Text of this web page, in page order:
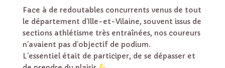
Face à de redoutables concurrents venus de tout
le département d’Ille-et-Vilaine, souvent issus de
sections athlétisme très entraînées, nos coureurs
n’avaient pas d’objectif de podium.
L’essentiel était de participer, de se dépasser et